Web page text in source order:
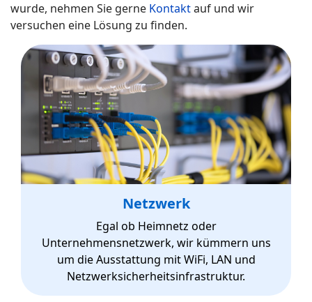
wurde, nehmen Sie gerne Kontaktauf und wir
versuchen eine Lösung zu finden.
Netzwerk
Egal ob Heimnetz oder
Unternehmensnetzwerk, wir kümmern uns
um die Ausstattung mit WiFi, LAN und
Netzwerksicherheitsinfrastruktur.